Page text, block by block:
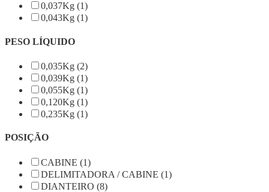
0,037Kg (1)
0,043Kg (1)
PESO LÍQUIDO
0,035Kg (2)
0,039Kg (1)
0,055Kg (1)
0,120Kg (1)
0,235Kg (1)
POSIÇÃO
CABINE (1)
DELIMITADORA / CABINE (1)
DIANTEIRO (8)